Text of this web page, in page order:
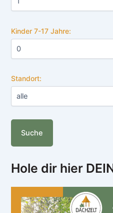
Kinder 7-17 Jahre:
Standort:
Hole dir hier